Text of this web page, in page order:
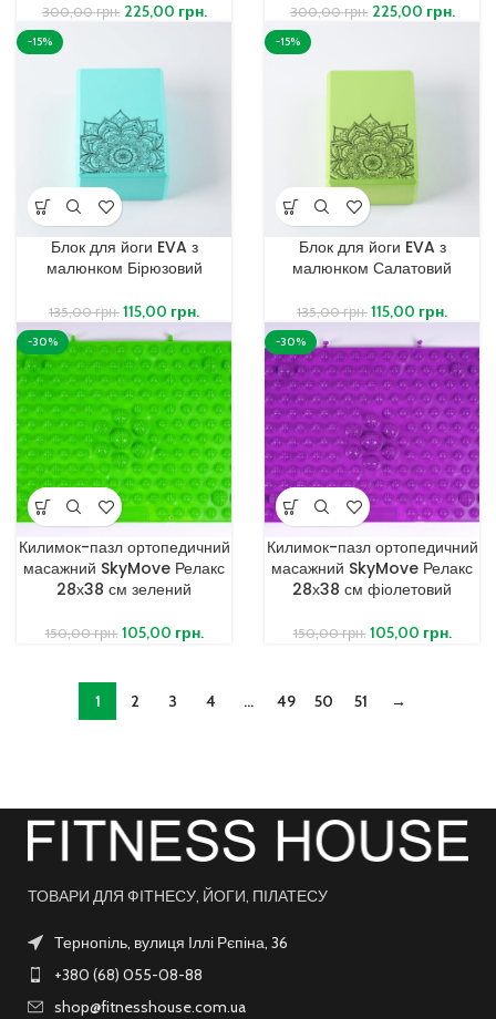
300,00грн. 225,00 грн. 300,00грн. 225,00 грн.
-15%
Блок для йоги EVA з
малюнком Бірюзовий
135,00грн. 115,00 грн.
-15%
Блок для йоги EVA з
малюнком Салатовий
135,00грн. 115,00 грн.
-30%
Килимок-пазл ортопедичний
масажний SkyMove Релакс
28х38 см зелений
150,00грн. 105,00 грн.
-30%
Килимок-пазл ортопедичний
масажний SkyMove Релакс
28х38 см фіолетовий
150,00грн. 105,00 грн.
1 2 3 4 … 49 50 51 →
ТОВАРИ ДЛЯ ФІТНЕСУ, ЙОГИ, ПІЛАТЕСУ
Тернопіль, вулиця Іллі Рєпіна, 36
+380 (68) 055-08-88
shop@fitnesshouse.com.ua